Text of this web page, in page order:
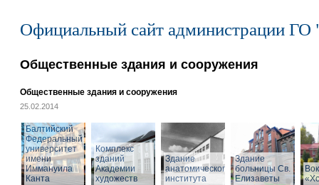
Официальный сайт администрации ГО
Общественные здания и сооружения
Общественные здания и сооружения
25.02.2014
Балтийский
Федеральный
университет
имени
Иммануила
Канта
Комплекс
зданий
Академии
художеств
Здание
анатомического
института
Здание
больницы Св.
Елизаветы